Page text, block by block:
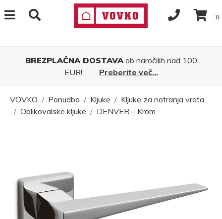
0
BREZPLAČNA DOSTAVAob naročilih nad 100
EUR!
Preberite več...
VOVKO Ponudba Kljuke
Kljuke za notranja vrata
Oblikovalske kljuke
DENVER – Krom